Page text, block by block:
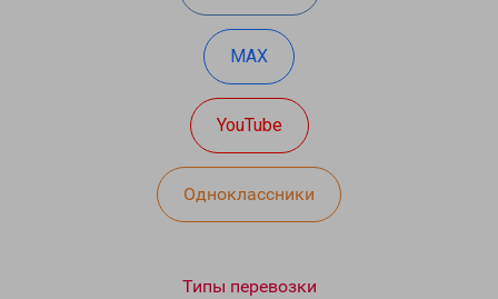
MAX
YouTube
Одноклассники
Типы перевозки